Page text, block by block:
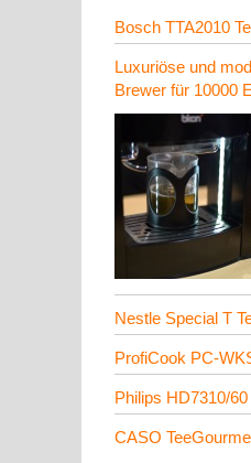
Bosch TTA2010
Luxuriöse und
Brewer für 10000
Nestle Special T
ProfiCook PC-
Philips HD7310/
CASO